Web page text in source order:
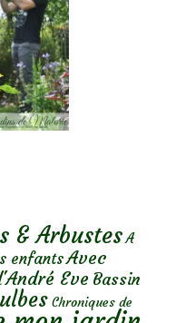
& Arbustes A
enfantsAvec
Eve Bassin
Chroniques de